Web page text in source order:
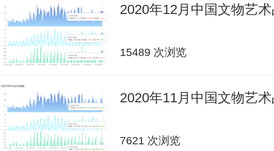
2020年12月中国文物艺
15489 次浏览
2020年11月中国文物艺
7621 次浏览